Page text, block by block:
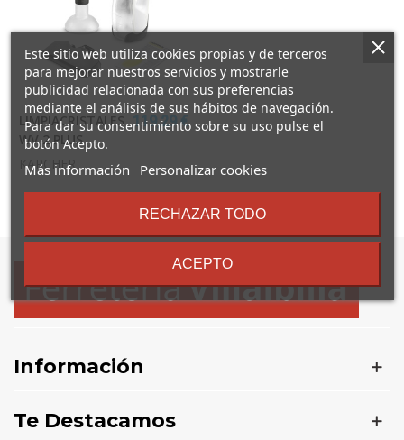
LIMPIACRISTALES
WV 2 PLUS
119,29 €
KARCHER
Mostrando1-1 de 1 artículo(s)
Información
Te Destacamos
Este sitio web utiliza cookies propias y de terceros
para mejorar nuestros servicios y mostrarle
publicidad relacionada con sus preferencias
mediante el análisis de sus hábitos de navegación.
Para dar su consentimiento sobre su uso pulse el
botón Acepto.
Más información
sobre
términos
condiciones
Personalizar cookies
RECHAZAR TODO
ACEPTO